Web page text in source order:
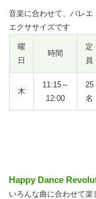
音楽に合わせて、バレ
エクササイズです
曜
日
時間
定
員
木
11:15～
12:00
25
名
Happy Dance
いろんな曲に合わせて楽